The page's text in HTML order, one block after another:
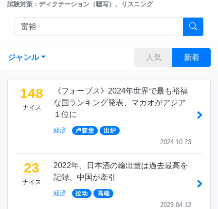
試験対策：ディクテーション（聴写）、リスニング
ジャンル 人気 新着
148
ナイス
《フォーブス》2024年世界で最も裕福
な国ランキング発表、マカオがアジア
１位に
経済 卢森堡 出炉
2024.10.23
23
ナイス
2022年、日本酒の輸出量は過去最高を
記録、中国が牽引
経済 拉动 高端
2023.04.12